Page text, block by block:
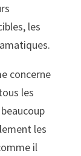
les
concerne
les
les
il